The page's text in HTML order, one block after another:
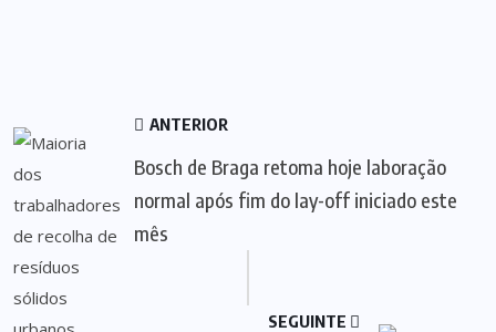
ANTERIOR
Bosch de Braga retoma hoje laboração
normal após fim do lay-off iniciado este
mês
SEGUINTE